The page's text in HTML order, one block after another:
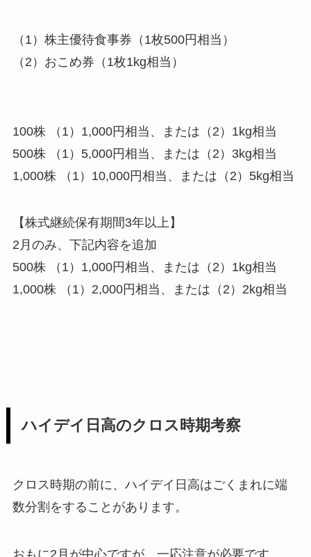
（1）株主優待食事券（1枚500円相当）
（2）おこめ券（1枚1kg相当）
100株 （1）1,000円相当、または（2）1kg相当
500株 （1）5,000円相当、または（2）3kg相当
1,000株 （1）10,000円相当、または（2）5kg相当
【株式継続保有期間3年以上】
2月のみ、下記内容を追加
500株 （1）1,000円相当、または（2）1kg相当
1,000株 （1）2,000円相当、または（2）2kg相当
ハイデイ日高のクロス時期考察
クロス時期の前に、ハイデイ日高はごくまれに端
数分割をすることがあります。
おもに2月が中心ですが、一応注意が必要です。